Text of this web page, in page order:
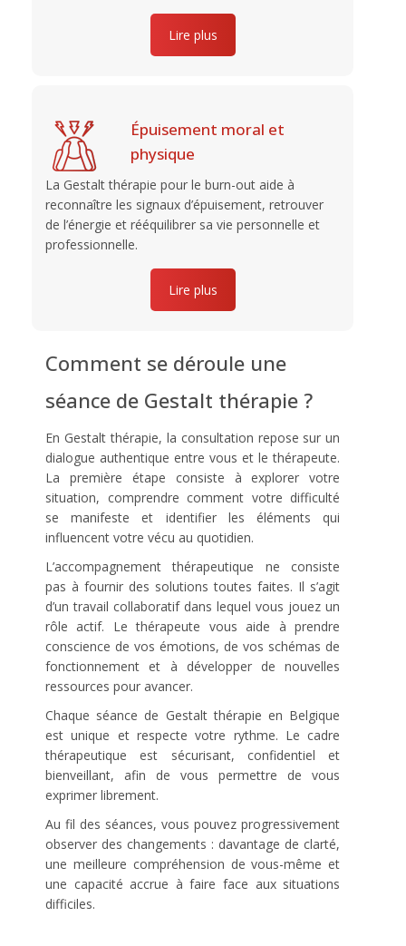
Lire plus
Épuisement moral et
physique
La Gestalt thérapie pour le burn-out aide à
reconnaître les signaux d’épuisement, retrouver
de l’énergie et rééquilibrer sa vie personnelle et
professionnelle.
Lire plus
Comment se déroule une
séance de Gestalt thérapie ?
En Gestalt thérapie, la consultation repose sur un
dialogue authentique entre vous et le thérapeute.
La première étape consiste à explorer votre
situation, comprendre comment votre difficulté
se manifeste et identifier les éléments qui
influencent votre vécu au quotidien.
L’accompagnement thérapeutique ne consiste
pas à fournir des solutions toutes faites. Il s’agit
d’un travail collaboratif dans lequel vous jouez un
rôle actif. Le thérapeute vous aide à prendre
conscience de vos émotions, de vos schémas de
fonctionnement et à développer de nouvelles
ressources pour avancer.
Chaque séance de Gestalt thérapie en Belgique
est unique et respecte votre rythme. Le cadre
thérapeutique est sécurisant, confidentiel et
bienveillant, afin de vous permettre de vous
exprimer librement.
Au fil des séances, vous pouvez progressivement
observer des changements : davantage de clarté,
une meilleure compréhension de vous-même et
une capacité accrue à faire face aux situations
difficiles.